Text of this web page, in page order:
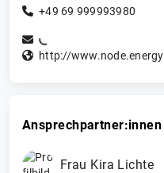
+49 69 999993980
http://www.node.energy
Ansprechpartner:innen
Frau Kira Lichte